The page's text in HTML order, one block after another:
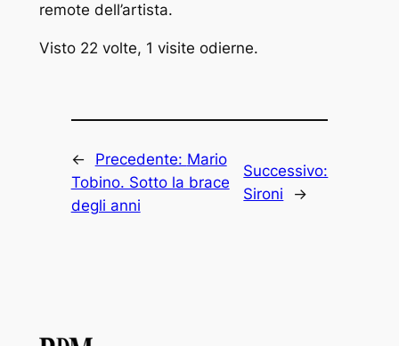
remote dell’artista.
Visto 22 volte, 1 visite odierne.
← Precedente: Mario
Tobino. Sotto la brace
degli anni
Successivo:
Sironi
→